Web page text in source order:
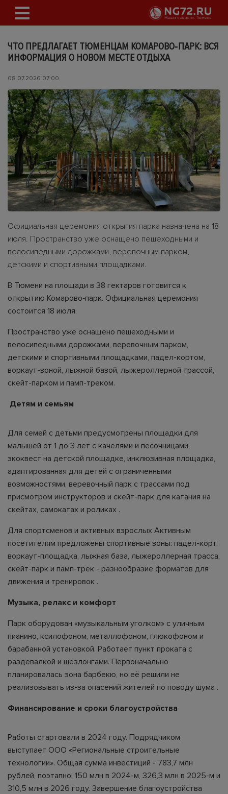
ЧТО ПРЕДЛАГАЕТ ТЮМЕНЦАМ КОМАРОВО‑ПАРК: ВСЯ
ИНФОРМАЦИЯ О НОВОМ МЕСТЕ ОТДЫХА
08.07.2026 07:00
Официальная церемония открытия парка назначена на 18
июля. Пространство уже оснащено пешеходными и
велосипедными дорожками, веревочным парком,
детскими и спортивными площадками.
В Тюмени на площади в 38 гектаров готовится к
открытию Комарово‑парк. Официальная церемония
состоится 18 июля.
Пространство уже оснащено пешеходными и
велосипедными дорожками, веревочным парком,
детскими и спортивными площадками, падел-кортом,
воркаут-зоной, лыжной базой, лыжероллерной трассой,
скейт-парком и памп-треком.
Детям и семьям
Для семей с детьми предусмотрены площадки для
малышей от 1 до 3 лет с качелями и песочницами,
экоквест на детской площадке, инклюзивная площадка,
адаптированная для детей с ограниченными
возможностями, веревочный парк с трассами под
присмотром инструкторов и скейт-парк для катания на
скейтах, самокатах и роликах .
Для спортсменов и активных взрослых Активным
посетителям предложены спортивные зоны: падел-корт,
воркаут-площадка, лыжная база, лыжероллерная трасса,
скейт-парк и памп-трек - разнообразие форматов для
движения и тренировок .
Музыка, релакс и комфорт
Парк оборудован «музыкальным уголком» с уличным
пианино, ксилофоном, металлофоном, глюкофоном и
барабанной установкой. Работает пункт проката с
раздевалкой и шезлонгами. Первоначально
планировалась зона барбекю, но её решили не
реализовывать из-за опасений жителей по поводу шума .
Финансирование и сроки благоустройства
Работы стартовали в 2024 году. Подрядчиком
выступает ООО «Региональные строительные
технологии». Общая сумма инвестиций - 783,7 млн
рублей, поэтапно: 150 млн в 2024-м, 326,3 млн в 2025-м и
310,5 млн в 2026 году. Завершение благоустройства